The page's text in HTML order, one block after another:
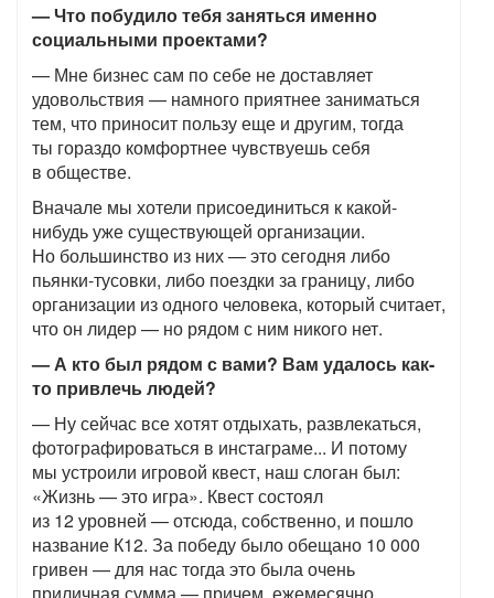
— Что побудило тебя заняться именно
социальными проектами?
— Мне бизнес сам по себе не доставляет
удовольствия — намного приятнее заниматься
тем, что приносит пользу еще и другим, тогда
ты гораздо комфортнее чувствуешь себя
в обществе.
Вначале мы хотели присоединиться к какой-
нибудь уже существующей организации.
Но большинство из них — это сегодня либо
пьянки-тусовки, либо поездки за границу, либо
организации из одного человека, который считает,
что он лидер — но рядом с ним никого нет.
— А кто был рядом с вами? Вам удалось как-
то привлечь людей?
— Ну сейчас все хотят отдыхать, развлекаться,
фотографироваться в инстаграме... И потому
мы устроили игровой квест, наш слоган был:
«Жизнь — это игра». Квест состоял
из 12 уровней — отсюда, собственно, и пошло
название К12. За победу было обещано 10 000
гривен — для нас тогда это была очень
приличная сумма — причем, ежемесячно.